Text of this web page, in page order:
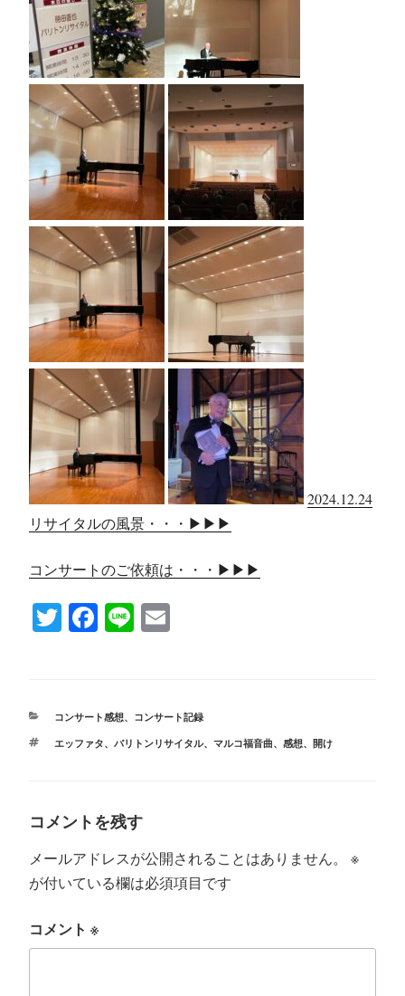
2024.12.24
リサイタルの風景・・・▶︎▶︎▶︎
コンサートのご依頼は・・・▶︎▶︎▶︎
T
r
Fa
ok
Li
カ
ゴ
コンサート感想、 コンサート記録
タ
エッファタ、 バリトンリサイタル、 マルコ福音曲、 感想、 開け
コメントを残す
メールアドレスが公開されることはありません。
※
が付いている欄は必須項目です
コメント ※